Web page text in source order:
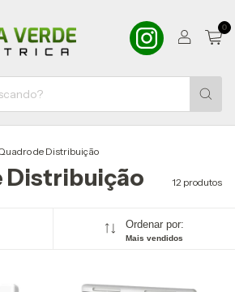
0
de Distribuição
Distribuição 12 produtos
Ordenar por:
Mais vendidos